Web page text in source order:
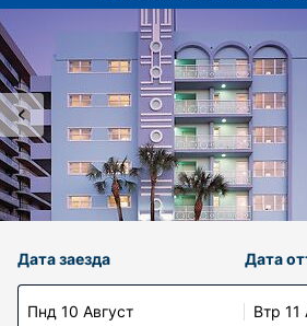
Дата заезда
Пнд 10 Август
Дата
Втр 11